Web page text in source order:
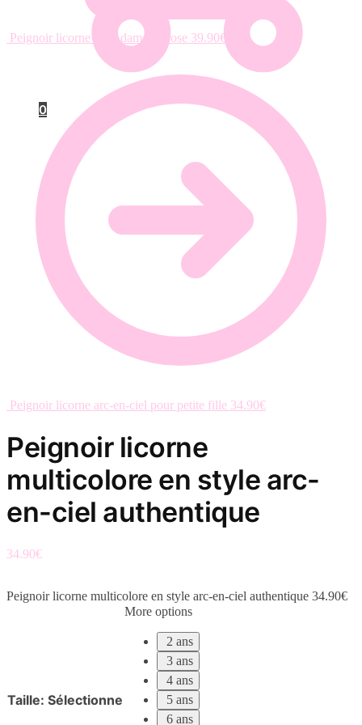
0
Peignoir licorne pour dame en rose 39.90€
Peignoir licorne arc-en-ciel pour petite fille 34.90€
Peignoir licorne
multicolore en style arc-
en-ciel authentique
34.90€
Peignoir licorne multicolore en style arc-en-ciel authentique 34.90€
Taille: Sélectionne
More options
2 ans
3 ans
4 ans
5 ans
6 ans